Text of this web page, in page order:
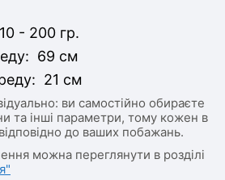
- 200 гр.
69 см
21 см
ви самостійно обираєте
та інші параметри, тому кожен в
до ваших побажань.
можна переглянути в розділі